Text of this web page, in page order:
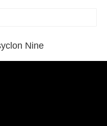
Nine